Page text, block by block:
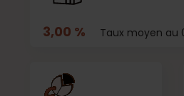
3,00 % Taux moyen au